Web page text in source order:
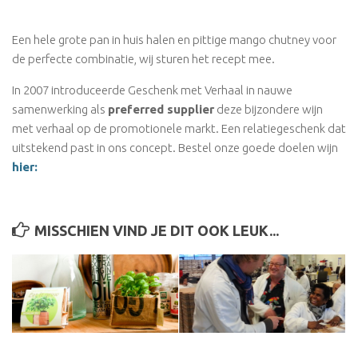
Een hele grote pan in huis halen en pittige mango chutney voor
de perfecte combinatie, wij sturen het recept mee.
In 2007 introduceerde Geschenk met Verhaal in nauwe
samenwerking als preferred supplier deze bijzondere wijn
met verhaal op de promotionele markt. Een relatiegeschenk dat
uitstekend past in ons concept. Bestel onze goede doelen wijn
hier:
MISSCHIEN VIND JE DIT OOK LEUK...